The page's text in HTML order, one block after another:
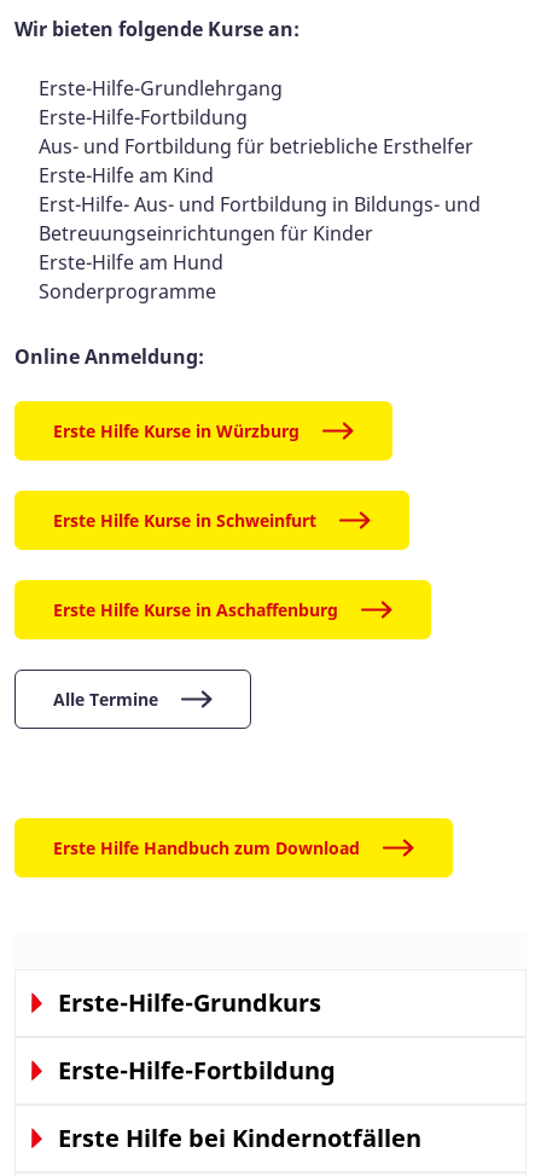
Wir bieten folgende Kurse an:
Erste-Hilfe-Grundlehrgang
Erste-Hilfe-Fortbildung
Aus- und Fortbildung für betriebliche Ersthelfer
Erste-Hilfe am Kind
Erst-Hilfe- Aus- und Fortbildung in Bildungs- und
Betreuungseinrichtungen für Kinder
Erste-Hilfe am Hund
Sonderprogramme
Online Anmeldung:
Erste Hilfe Kurse in Würzburg
Erste Hilfe Kurse in Schweinfurt
Erste Hilfe Kurse in Aschaffenburg
Alle Termine
Erste Hilfe Handbuch zum Download
Erste-Hilfe-Grundkurs
Erste-Hilfe-Fortbildung
Erste Hilfe bei Kindernotfällen